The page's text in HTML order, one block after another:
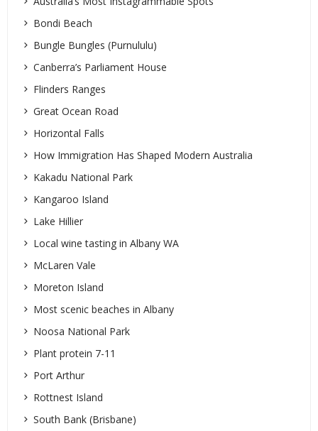
Bondi Beach
Bungle Bungles (Purnululu)
Canberra’s Parliament House
Flinders Ranges
Great Ocean Road
Horizontal Falls
How Immigration Has Shaped Modern Australia
Kakadu National Park
Kangaroo Island
Lake Hillier
Local wine tasting in Albany WA
McLaren Vale
Moreton Island
Most scenic beaches in Albany
Noosa National Park
Plant protein 7-11
Port Arthur
Rottnest Island
South Bank (Brisbane)